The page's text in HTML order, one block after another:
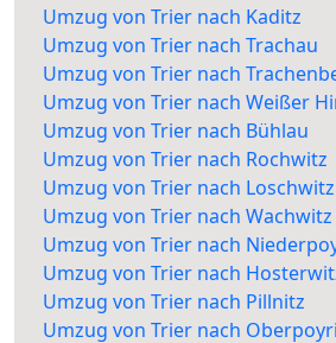
Umzug von Trier nach Kaditz
Umzug von Trier nach Trachau
Umzug von Trier nach
Umzug von Trier nach Weißer
Umzug von Trier nach Bühlau
Umzug von Trier nach Rochwitz
Umzug von Trier nach Loschwitz
Umzug von Trier nach Wachwitz
Umzug von Trier nach
Umzug von Trier nach
Umzug von Trier nach Pillnitz
Umzug von Trier nach